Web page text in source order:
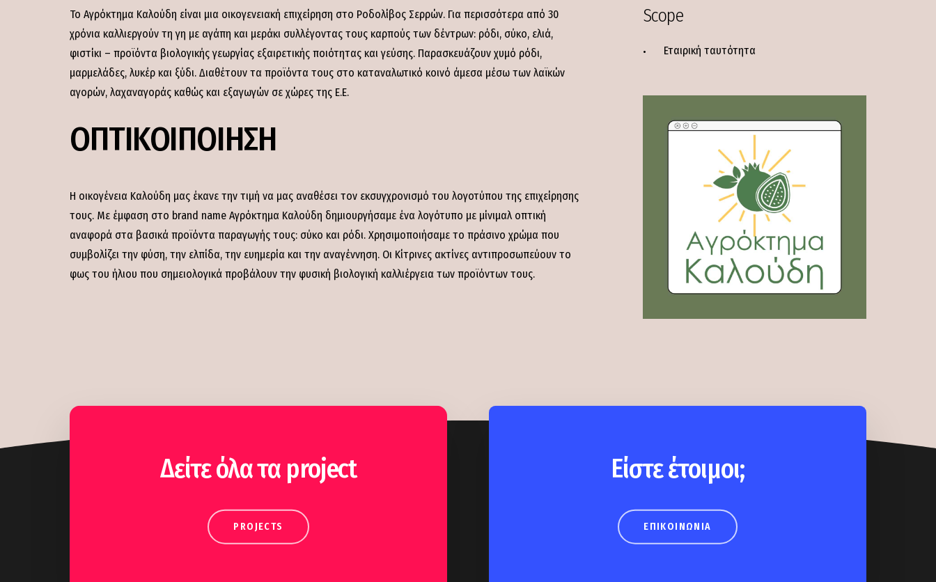
Το Αγρόκτημα Καλούδη είναι μια οικογενειακή επιχείρηση στο Ροδολίβος Σερρών. Για περισσότερα από 30
χρόνια καλλιεργούν τη γη με αγάπη και μεράκι συλλέγοντας τους καρπούς των δέντρων: ρόδι, σύκο, ελιά,
φιστίκι – προϊόντα βιολογικής γεωργίας εξαιρετικής ποιότητας και γεύσης. Παρασκευάζουν χυμό ρόδι,
μαρμελάδες, λυκέρ και ξύδι. Διαθέτουν τα προϊόντα τους στο καταναλωτικό κοινό άμεσα μέσω των λαϊκών
αγορών, λαχαναγοράς καθώς και εξαγωγών σε χώρες της Ε.Ε.
ΟΠΤΙΚΟΙΠΟΙΗΣΗ
Η οικογένεια Καλούδη μας έκανε την τιμή να μας αναθέσει τον εκσυγχρονισμό του λογοτύπου της επιχείρησης
τους. Με έμφαση στο brand name Αγρόκτημα Καλούδη δημιουργήσαμε ένα λογότυπο με μίνιμαλ οπτική
αναφορά στα βασικά προϊόντα παραγωγής τους: σύκο και ρόδι. Χρησιμοποιήσαμε το πράσινο χρώμα που
συμβολίζει την φύση, την ελπίδα, την ευημερία και την αναγέννηση. Οι Κίτρινες ακτίνες αντιπροσωπεύουν το
φως του ήλιου που σημειολογικά προβάλουν την φυσική βιολογική καλλιέργεια των προϊόντων τους.
Scope
Εταιρική ταυτότητα
Δείτε όλα τα project
PROJECTS
Είστε έτοιμοι;
ΕΠΙΚΟΙΝΩΝΊΑ